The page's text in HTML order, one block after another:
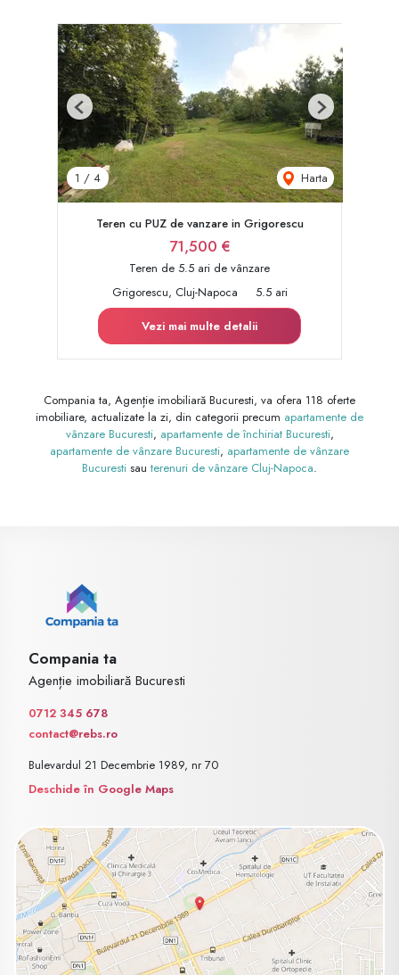
1 / 4 Harta
Previous Next
Teren cu PUZ de vanzare in Grigorescu
71,500 €
Teren de 5.5 ari de vânzare
Grigorescu, Cluj-Napoca
5.5 ari
Vezi mai multe detalii
Compania ta, Agenție imobiliară Bucuresti, va ofera 118 oferte
imobiliare, actualizate la zi, din categorii precum apartamente de
vânzare Bucuresti, apartamente de închiriat Bucuresti,
apartamente de vânzare Bucuresti, apartamente de vânzare
Bucuresti sau terenuri de vânzare Cluj-Napoca.
Compania ta
Agenție imobiliară Bucuresti
0712 345 678
contact@rebs.ro
Bulevardul 21 Decembrie 1989, nr 70
Deschide în Google Maps